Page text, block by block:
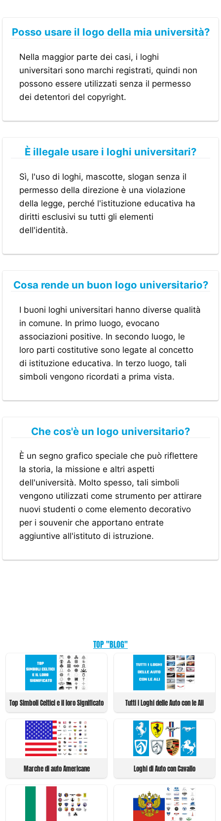
Posso usare il logo della mia università?
Nella maggior parte dei casi, i loghi
universitari sono marchi registrati, quindi non
possono essere utilizzati senza il permesso
dei detentori del copyright.
È illegale usare i loghi universitari?
Sì, l'uso di loghi, mascotte, slogan senza il
permesso della direzione è una violazione
della legge, perché l'istituzione educativa ha
diritti esclusivi su tutti gli elementi
dell'identità.
Cosa rende un buon logo universitario?
I buoni loghi universitari hanno diverse qualità
in comune. In primo luogo, evocano
associazioni positive. In secondo luogo, le
loro parti costitutive sono legate al concetto
di istituzione educativa. In terzo luogo, tali
simboli vengono ricordati a prima vista.
Che cos'è un logo universitario?
È un segno grafico speciale che può riflettere
la storia, la missione e altri aspetti
dell'università. Molto spesso, tali simboli
vengono utilizzati come strumento per attirare
nuovi studenti o come elemento decorativo
per i souvenir che apportano entrate
aggiuntive all'istituto di istruzione.
TOP "BLOG"
Top Simboli Celtici e il loro Significato Tutti i Loghi delle Auto con le Ali
Marche di auto Americane Loghi di Auto con Cavallo